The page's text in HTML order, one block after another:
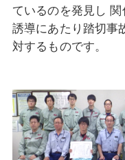
ているのを発見し
誘導にあたり踏切事
対するものです。